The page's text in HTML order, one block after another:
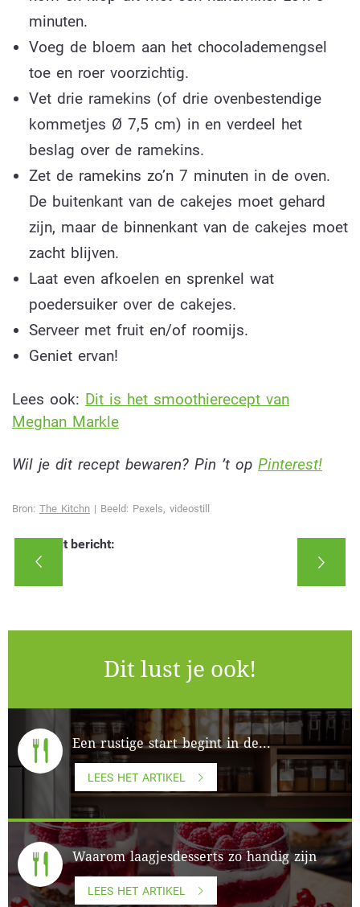
minuten.
Voeg de bloem aan het chocolademengsel
toe en roer voorzichtig.
Vet drie ramekins (of drie ovenbestendige
kommetjes Ø 7,5 cm) in en verdeel het
beslag over de ramekins.
Zet de ramekins zo’n 7 minuten in de oven.
De buitenkant van de cakejes moet gehard
zijn, maar de binnenkant van de cakejes moet
zacht blijven.
Laat even afkoelen en sprenkel wat
poedersuiker over de cakejes.
Serveer met fruit en/of roomijs.
Geniet ervan!
Lees ook: Dit is het smoothierecept van
Meghan Markle
Wil je dit recept bewaren? Pin ’t op Pinterest!
Bron: The Kitchn | Beeld: Pexels, videostill
Deel dit bericht:
Dit lust je ook!
Een rustige start begint in de...
LEES HET ARTIKEL
Waarom laagjesdesserts zo handig zijn
LEES HET ARTIKEL